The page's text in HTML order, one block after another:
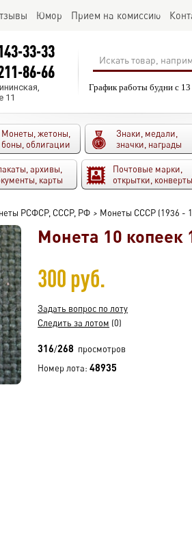
Юмор Прием на комиссию
33-33
86-66
11
График работы будни с
Монеты, жетоны,
боны, облигации
Знаки, медали,
значки, награды
архивы,
карты
Почтовые марки,
открытки, конверты
РСФСР, СССР, РФ > Монеты СССР (1936 -
Монета 10 копеек
300 руб.
Задать вопрос по лоту
Следить за лотом (0)
316/268 просмотров
Номер лота:48935